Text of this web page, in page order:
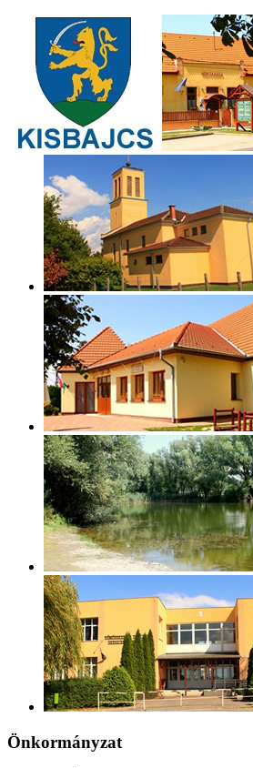
Önkormányzat